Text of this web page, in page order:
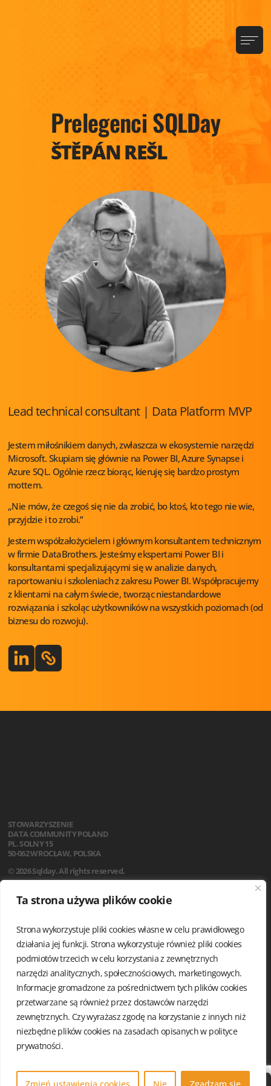
Ta strona używa plików cookie
Strona wykorzystuje pliki cookies własne w celu prawidłowego
działania jej funkcji. Strona wykorzystuje również pliki cookies
podmiotów trzecich w celu korzystania z zewnętrznych
narzędzi analitycznych, społecznościowych, marketingowych.
Informacje gromadzone za pośrednictwem tych plików cookies
przetwarzane są również przez dostawców narzędzi
zewnętrznych. Czy wyrażasz zgodę na korzystanie z innych niż
niezbędne plików cookies na zasadach opisanych w polityce
prywatności.
Prelegenci SQLDay
ŠTĚPÁN REŠL
Lead technical consultant | Data Platform MVP
Jestem miłośnikiem danych, zwłaszcza w ekosystemie narzędzi
Microsoft. Skupiam się głównie na Power BI, Azure Synapse i
Azure SQL. Ogólnie rzecz biorąc, kieruję się bardzo prostym
mottem.
„Nie mów, że czegoś się nie da zrobić, bo ktoś, kto tego nie wie,
przyjdzie i to zrobi.”
Jestem współzałożycielem i głównym konsultantem technicznym
w firmie DataBrothers. Jesteśmy ekspertami Power BI i
konsultantami specjalizującymi się w analizie danych,
raportowaniu i szkoleniach z zakresu Power BI. Współpracujemy
z klientami na całym świecie, tworząc niestandardowe
rozwiązania i szkoląc użytkowników na wszystkich poziomach (od
biznesu do rozwoju).
STOWARZYSZENIE
DATA COMMUNITY POLAND
PL. SOLNY 15
50-062 WROCŁAW, POLSKA
© 2026 Sqlday. All rights reserved.
WARSZTATY
LOKALIZACJA
KODEKS POSTĘPOWANIA
FAQ
REGULAMIN
AKTUALNOŚCI
POLITYKA PRYWATNOŚCI